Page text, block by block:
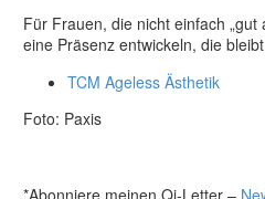
Für Frauen, die nicht einfach „gut
eine Präsenz entwickeln, die
TCM Ageless Ästhetik
Foto: Paxis